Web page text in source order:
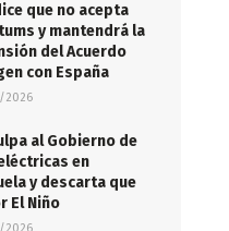
que no acepta
y mantendrá la
del Acuerdo
con España
al Gobierno de
en
y descarta que
El Niño